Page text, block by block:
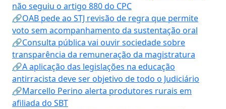
não seguiu o artigo 880 do CPC
🔗OAB pede ao STJ revisão de regra que permite
voto sem acompanhamento da sustentação oral
🔗Consulta pública vai ouvir sociedade sobre
transparência da remuneração da magistratura
🔗A aplicação das legislações na educação
antirracista deve ser objetivo de todo o Judiciário
🔗Marcello Perino alerta produtores rurais em
afiliada do SBT